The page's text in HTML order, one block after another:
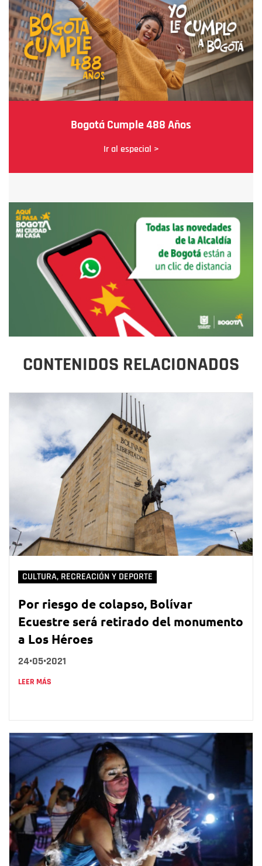
Bogotá Cumple 488 Años
Ir al especial >
CONTENIDOS RELACIONADOS
CULTURA, RECREACIÓN Y DEPORTE
Por riesgo de colapso, Bolívar
Ecuestre será retirado del monumento
a Los Héroes
24•05•2021
LEER MÁS